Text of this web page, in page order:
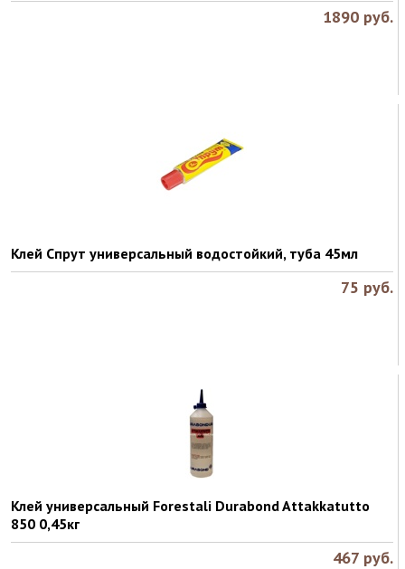
1890 руб.
Клей Спрут универсальный водостойкий, туба 45мл
75 руб.
Клей универсальный Forestali Durabond Attakkatutto
850 0,45кг
467 руб.